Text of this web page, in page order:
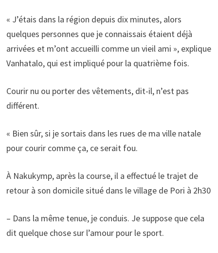
« J’étais dans la région depuis dix minutes, alors
quelques personnes que je connaissais étaient déjà
arrivées et m’ont accueilli comme un vieil ami », explique
Vanhatalo, qui est impliqué pour la quatrième fois.
Courir nu ou porter des vêtements, dit-il, n’est pas
différent.
« Bien sûr, si je sortais dans les rues de ma ville natale
pour courir comme ça, ce serait fou.
À Nakukymp, après la course, il a effectué le trajet de
retour à son domicile situé dans le village de Pori à 2h30
– Dans la même tenue, je conduis. Je suppose que cela
dit quelque chose sur l’amour pour le sport.